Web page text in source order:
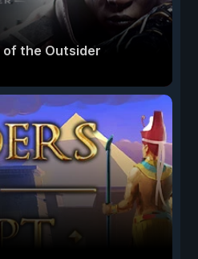
of the Outsider